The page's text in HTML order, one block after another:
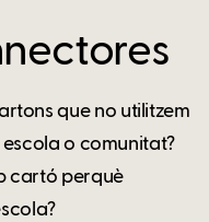
que no utilitzem
o comunitat?
cartó perquè